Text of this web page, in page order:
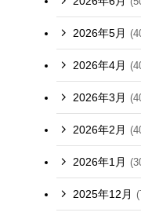
2026年5月
2026年4月
2026年3月
2026年2月
2026年1月
2025年12月